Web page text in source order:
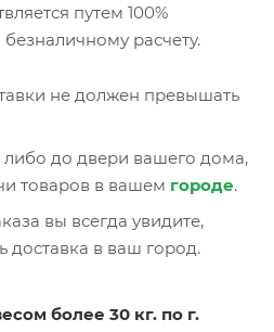
путем 100%
расчету.
не должен превышать
до двери вашего дома,
товаров в вашем городе.
вы всегда увидите,
доставка в ваш город.
более 30 кг. по г.